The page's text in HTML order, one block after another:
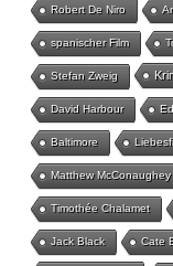
Robert De Niro
spanischer Film
Stefan Zweig
David Harbour
Baltimore
Matthew McConaughey
Timothée Chalamet
Jack Black Cate